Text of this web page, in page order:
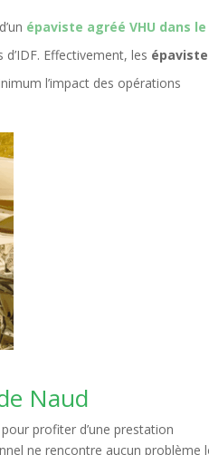
épaviste agréé VHU dans le
Effectivement, les
l’impact des opérations
Naud
profiter d’une prestation
ne rencontre aucun problème